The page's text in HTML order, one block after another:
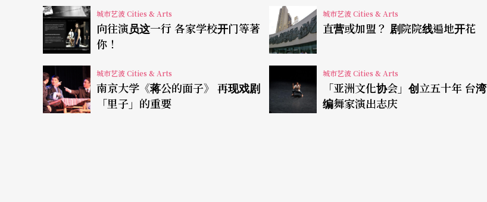
湾艺术大学的简晶滢，也吸引了众多目光。在《英国电讯报》The Telegraph的舞评中，还特别
称许简晶滢所扮演的「被选中的女孩」。伦敦巡演结束后，六月底，
史发生地，在巴黎的香榭丽舍剧院演出。
RIOT offspring呼应当代暴动事件
城市艺波 Cities & Arts
向往演员这一行 各家学校开门等著
你！
城市艺波 Cities & Arts
直营或加盟？ 剧院院线遍地开花
城市艺波 Cities & Arts
南京大学《蒋公的面子》 再现戏剧
「里子」的重要
城市艺波 Cities & Arts
「亚洲文化协会」创立五十年 台湾
编舞家演出志庆